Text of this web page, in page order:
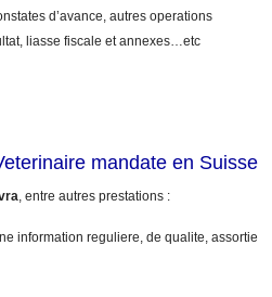
d’avance, autres operations
liasse fiscale et annexes…etc
mandate en Suisse
, entre autres prestations :
information reguliere, de qualite, assortie